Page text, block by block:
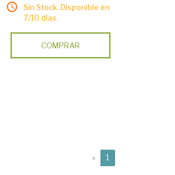
Sin Stock. Disponible en
7/10 días.
COMPRAR
« 1